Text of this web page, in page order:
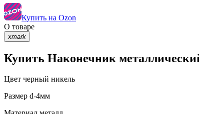
Купить на Ozon
О товаре
xmark
Купить Наконечник
Цвет черный никель
Размер d-4мм